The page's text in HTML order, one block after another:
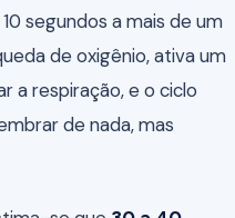
segundos a mais de um
de oxigênio, ativa um
a respiração, e o ciclo
de nada, mas